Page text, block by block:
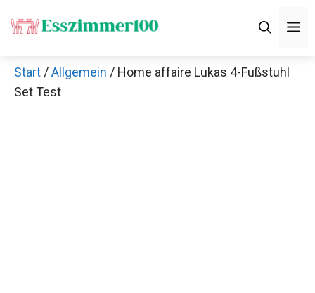
Inhalt
Start /Allgemein / Home affaire Lukas 4-Fußstuhl
Set Test